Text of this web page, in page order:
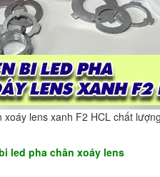
xoáy lens xanh F2 HCL chất
led pha chân xoáy lens